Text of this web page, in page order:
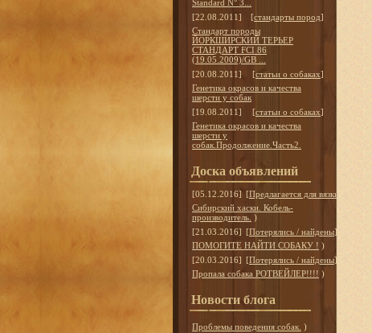
Standard N° 3...
[22.08.2011]
[стандарты пород]
Стандарт породы
ЙОРКШИРСКИЙ ТЕРЬЕР
СТАНДАРТ FCI 86
(19.05.2009)/GB ...
[20.08.2011]
[статьи о собаках]
Генетика окрасов и качества
шерсти у собак
[19.08.2011]
[статьи о собаках]
Генетика окрасов и качества
шерсти у
собак.Продолжение.Часть2.
Доска объявлений
[05.12.2016] [Предлагается для вязки
Сибирский хаски. Кобель-
производитель. )
[21.03.2016] [Потерялись / найдены]
ПОМОГИТЕ НАЙТИ СОБАКУ ! )
[20.03.2016] [Потерялись / найдены]
Пропала собака РОТВЕЙЛЕР!!!! )
Новости блога
Проблемы поведения собак. )